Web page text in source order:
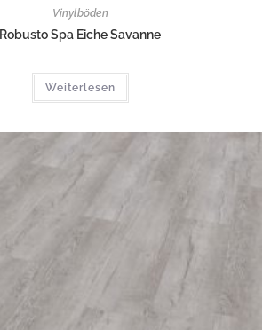
Vinylböden
Robusto Spa Eiche Savanne
Weiterlesen